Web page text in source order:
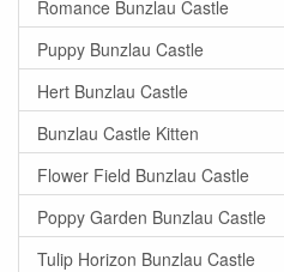
Romance Bunzlau Castle
Puppy Bunzlau Castle
Hert Bunzlau Castle
Bunzlau Castle Kitten
Flower Field Bunzlau Castle
Poppy Garden Bunzlau Castle
Tulip Horizon Bunzlau Castle